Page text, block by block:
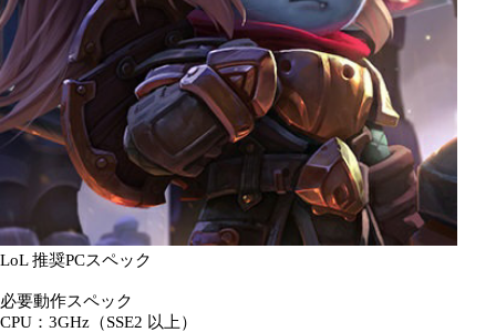
LoL 推奨PCスペック
必要動作スペック
CPU：3GHz（SSE2 以上）